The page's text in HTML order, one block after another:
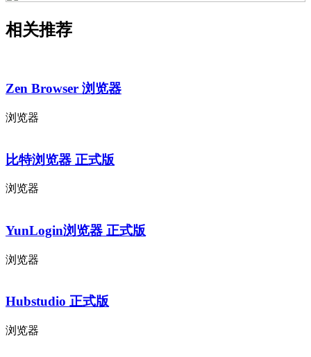
相关推荐
Zen Browser 浏览器
浏览器
比特浏览器 正式版
浏览器
YunLogin浏览器 正式版
浏览器
Hubstudio 正式版
浏览器